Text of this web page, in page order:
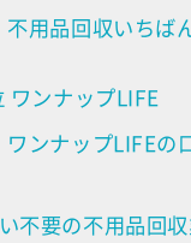
不用品回収いちば
ワンナップLIFE
ワンナップLIFEの
不要の不用品回